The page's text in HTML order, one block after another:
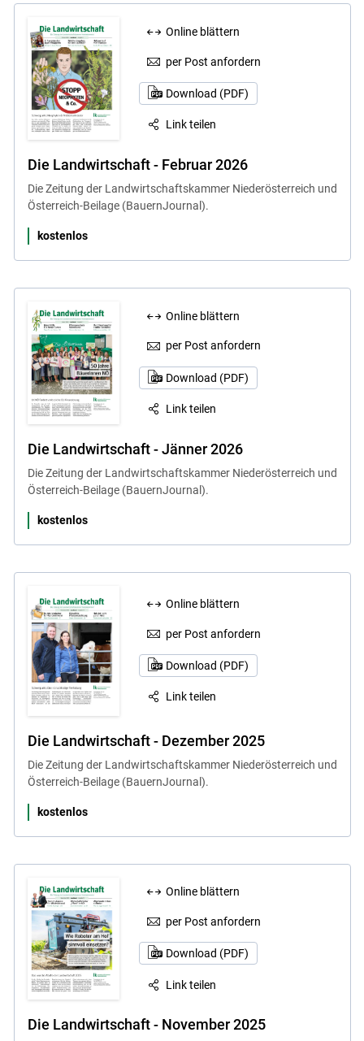
Skip to main content
Online blättern
per Post anfordern
Download (PDF)
Link teilen
Die Landwirtschaft - Februar 2026
Die Zeitung der Landwirtschaftskammer Niederösterreich und
Österreich-Beilage (BauernJournal).
kostenlos
Online blättern
per Post anfordern
Download (PDF)
Link teilen
Die Landwirtschaft - Jänner 2026
Die Zeitung der Landwirtschaftskammer Niederösterreich und
Österreich-Beilage (BauernJournal).
kostenlos
Online blättern
per Post anfordern
Download (PDF)
Link teilen
Die Landwirtschaft - Dezember 2025
Die Zeitung der Landwirtschaftskammer Niederösterreich und
Österreich-Beilage (BauernJournal).
kostenlos
Online blättern
per Post anfordern
Download (PDF)
Link teilen
Die Landwirtschaft - November 2025